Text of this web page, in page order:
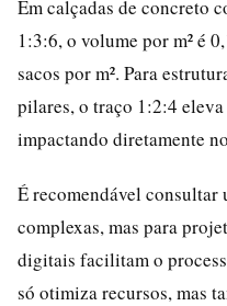
Em calçadas de concreto
1:3:6, o volume por m² é
sacos por m². Para
pilares, o traço 1:2:4 eleva
impactando diretamente
É recomendável consultar
complexas, mas para
digitais facilitam o
só otimiza recursos, mas